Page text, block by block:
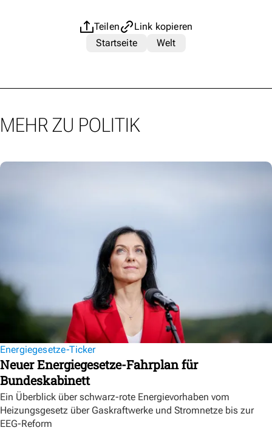
Teilen
Link kopieren
Startseite
Welt
MEHR ZU POLITIK
Energiegesetze-Ticker
Neuer Energiegesetze-Fahrplan für
Bundeskabinett
Ein Überblick über schwarz-rote Energievorhaben vom
Heizungsgesetz über Gaskraftwerke und Stromnetze bis zur
EEG-Reform